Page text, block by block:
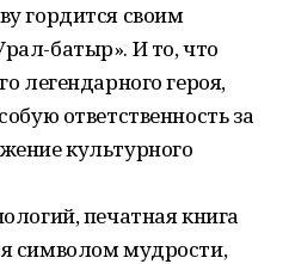
гордится своим
батыр». И то, что
легендарного героя,
ответственность за
культурного
печатная книга
символом мудрости,